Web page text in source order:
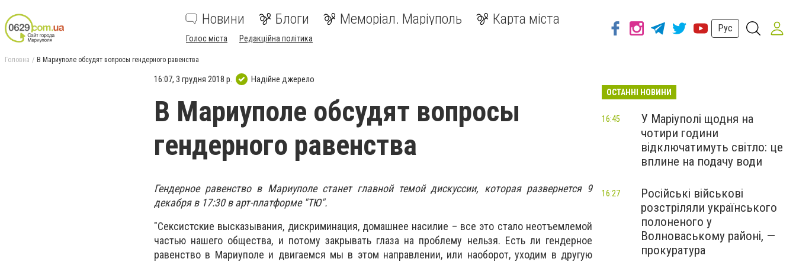
Новини Блоги Меморіал. Маріуполь Карта міста
Голос міста Редакційна політика
Рус
Головна В Мариуполе обсудят вопросы гендерного равенства
16:07, 3 грудня 2018 р. Надійне джерело
В Мариуполе обсудят вопросы
гендерного равенства
Гендерное равенство в Мариуполе станет главной темой дискуссии, которая развернется 9
декабря в 17:30 в арт-платформе "ТЮ".
"Сексистские высказывания, дискриминация, домашнее насилие – все это стало неотъемлемой
частью нашего общества, и потому закрывать глаза на проблему нельзя. Есть ли гендерное
равенство в Мариуполе и двигаемся мы в этом направлении, или наоборот, уходим в другую
ОСТАННІ НОВИНИ
У Маріуполі щодня на
чотири години
відключатимуть світло: це
вплине на подачу води
16:45
Російські військові
розстріляли українського
полоненого у
Волноваському районі, —
прокуратура
16:27